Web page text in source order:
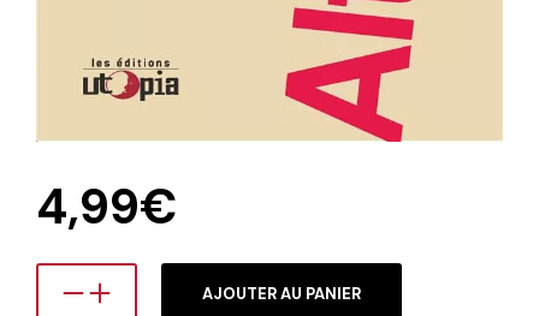
4,99€
AJOUTER AU PANIER